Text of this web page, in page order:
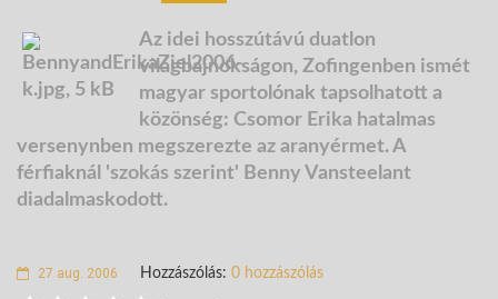
Az idei hosszútávú duatlon
világbajnokságon, Zofingenben ismét
magyar sportolónak tapsolhatott a
közönség: Csomor Erika hatalmas
versenynben megszerezte az aranyérmet. A
férfiaknál 'szokás szerint' Benny Vansteelant
diadalmaskodott.
27 aug. 2006 Hozzászólás: 0 hozzászólás